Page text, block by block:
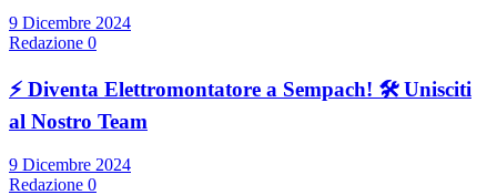
9 Dicembre 2024
Redazione 0
⚡ Diventa Elettromontatore a Sempach! 🛠️ Unisciti
al Nostro Team
9 Dicembre 2024
Redazione 0